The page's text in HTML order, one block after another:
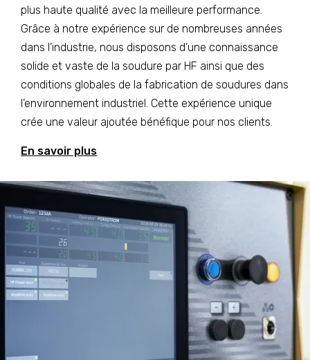
plus haute qualité avec la meilleure performance.
Grâce à notre expérience sur de nombreuses années
dans l’industrie, nous disposons d’une connaissance
solide et vaste de la soudure par HF ainsi que des
conditions globales de la fabrication de soudures dans
l’environnement industriel. Cette expérience unique
crée une valeur ajoutée bénéfique pour nos clients.
En savoir plus